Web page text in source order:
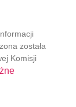
została
Komisji